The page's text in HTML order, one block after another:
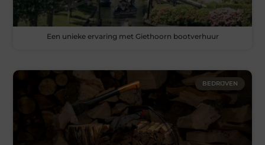
Een unieke ervaring met Giethoorn bootverhuur
BEDRIJVEN